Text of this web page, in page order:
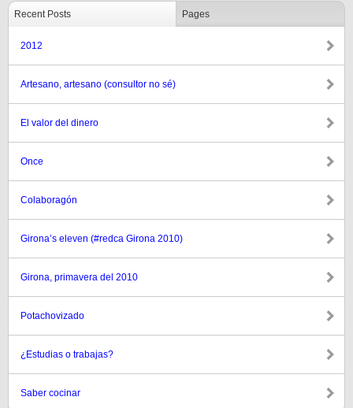
Recent Posts Pages
2012
Artesano, artesano (consultor no sé)
El valor del dinero
Once
Colaboragón
Girona’s eleven (#redca Girona 2010)
Girona, primavera del 2010
Potachovizado
¿Estudias o trabajas?
Saber cocinar